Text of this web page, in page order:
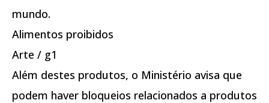
mundo.
Alimentos proibidos
Arte / g1
Além destes produtos, o Ministério avisa que
podem haver bloqueios relacionados a produtos